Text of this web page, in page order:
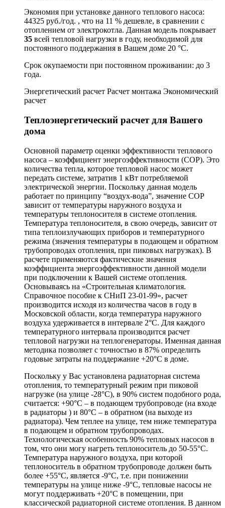
Экономия при установке данного теплового насоса:
44325 руб./год. , что на 11 % дешевле, в сравнении с
отоплением от электрокотла. Данная модель покрывает
35 всей тепловой нагрузки в году, необходимой для
постоянного поддержания в Вашем доме 20 °C.
Срок окупаемости при постоянном проживании: до 3
года.
Энергетический расчет Расчет монтажа Экономический
расчет
Теплоэнергетический расчет для Вашего
дома
Основной параметр оценки эффективности теплового
насоса – коэффициент энергоэффективности (СОР). Это
количества тепла, которое тепловой насос может
передать системе, затратив 1 кВт потребляемой
электрической энергии. Поскольку данная модель
работает по принципу “воздух-вода”, значение COP
зависит от температуры наружного воздуха и
температуры теплоносителя в системе отопления.
Температура теплоносителя, в свою очередь, зависит от
типа теплоизлучающих приборов и температурного
режима (значения температуры в подающем и обратном
трубопроводах отопления, при пиковых нагрузках). В
расчете применяются фактические значения
коэффициента энергоэффективности данной модели
при подключении к Вашей системе отопления.
Основываясь на «Строительная климатология.
Справочное пособие к СНиП 23-01-99», расчет
производится исходя из количества часов в году в
Московской области, когда температура наружного
воздуха удерживается в интервале 2°C. Для каждого
температурного интервала производится расчет
тепловой нагрузки на теплогенераторы. Именная данная
методика позволяет с точностью в 87% определить
годовые затраты на поддержание +20°C в доме.
Поскольку у Вас установлена радиаторная система
отопления, то температурный режим при пиковой
нагрузке (на улице -28°C), в 90% систем подобного рода,
считается: +90°C – в подающем трубопроводе (на входе
в радиаторы ) и 80°C – в обратном (на выходе из
радиатора). Чем теплее на улице, тем ниже температура
в подающем и обратном трубопроводах.
Технологическая особенность 90% тепловых насосов в
том, что они могу нагреть теплоноситель до 50-55°C.
Температура наружного воздуха, при которой
теплоноситель в обратном трубопроводе должен быть
более +55°C, является -9°C, т.е. при понижении
температуры на улице ниже -9°C, тепловые насосы не
могут поддерживать +20°C в помещении, при
классической радиаторной системе отопления. В данном